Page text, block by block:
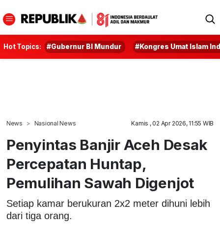
Hot Topics: #Gubernur BI Mundur #Kongres Umat Islam
News Nasional News Kamis , 02 Apr 2026, 11:55 WIB
Penyintas Banjir Aceh Desak
Percepatan Huntap,
Pemulihan Sawah Digenjot
Setiap kamar berukuran 2x2 meter dihuni lebih
dari tiga orang.